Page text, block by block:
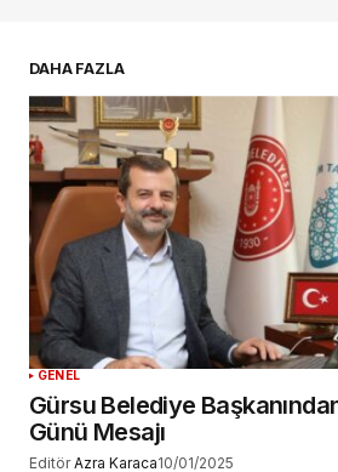
Daha sonraki yorumlarımda
adım, e-posta adresim ve
tarayıcıya kaydedilsin.
YORUM GÖNDER
DAHA FAZLA
GENEL
Gürsu Belediye
Günü Mesajı
Editör Azra Karaca10/01/2025